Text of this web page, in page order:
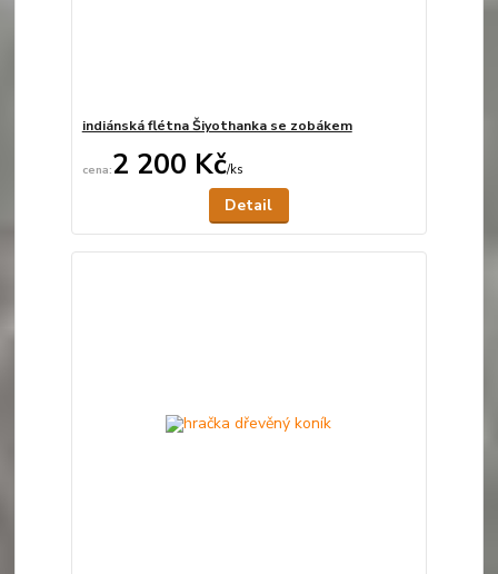
indiánská flétna Šiyothanka se zobákem
2 200 Kč/ks
Detail